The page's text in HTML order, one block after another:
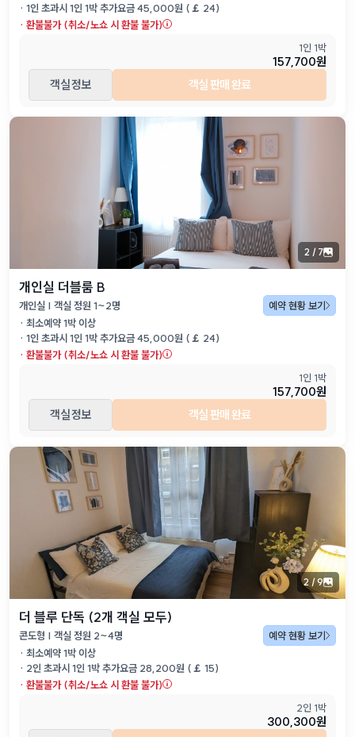
· 1인 초과시 1인 1박추가요금45,000원 ( ￡ 24)
· 환불불가 (취소/노쇼 시 환불 불가)
1인 1박
157,700원
객실 정보
객실 판매 완료
2 / 7
개인실 더블룸 B
개인실 | 객실 정원 1~2명
예약 현황 보기
· 최소예약1박 이상
· 1인 초과시 1인 1박추가요금45,000원 ( ￡ 24)
· 환불불가 (취소/노쇼 시 환불 불가)
1인 1박
157,700원
객실 정보
객실 판매 완료
2 /9
더 블루 단독 (2개 객실 모두)
콘도형 | 객실 정원 2~4명
예약 현황 보기
· 최소예약1박 이상
· 2인 초과시 1인 1박추가요금 28,200원 ( ￡ 15)
· 환불불가 (취소/노쇼 시 환불 불가)
2인 1박
300,300원